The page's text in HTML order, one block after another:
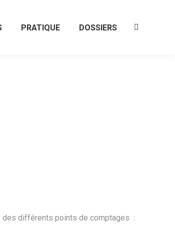
PRATIQUE DOSSIERS
Recherche
des différents points de comptages :